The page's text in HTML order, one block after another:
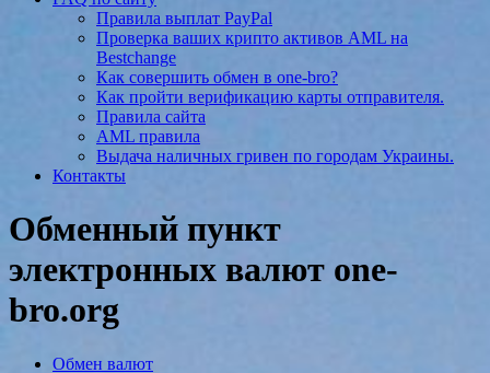
Правила выплат PayPal
Проверка ваших крипто активов AML на
Bestchange
Как совершить обмен в one-bro?
Как пройти верификацию карты отправителя.
Правила сайта
AML правила
Выдача наличных гривен по городам Украины.
Контакты
Обменный пункт
электронных валют one-
bro.org
Обмен валют